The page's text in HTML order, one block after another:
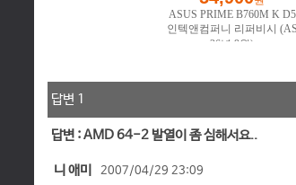
답변 1
답변 : AMD 64-2 발열이 좀 심해서요..
니 애미 2007/04/29 23:09